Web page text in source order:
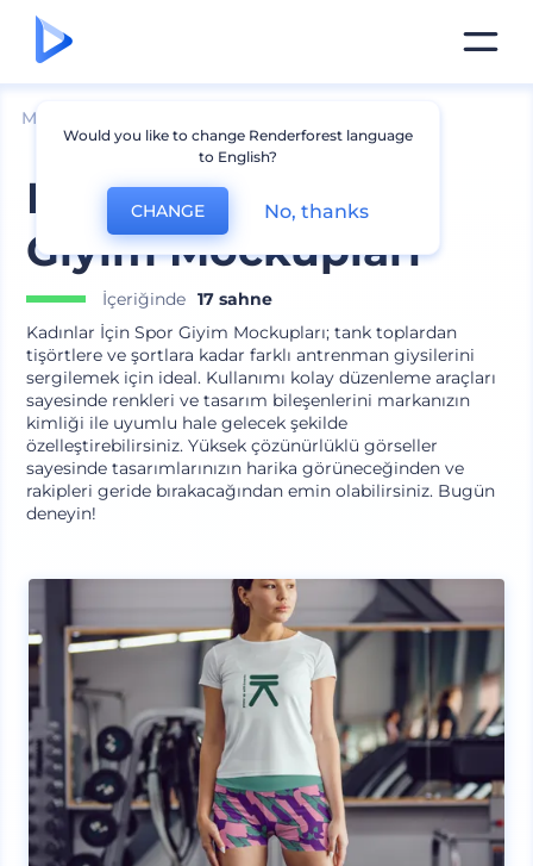
Mockuplar
Kadınlar İçin Spor
Giyim Mockupları
İçeriğinde 17 sahne
Kadınlar İçin Spor Giyim Mockupları; tank toplardan
tişörtlere ve şortlara kadar farklı antrenman giysilerini
sergilemek için ideal. Kullanımı kolay düzenleme araçları
sayesinde renkleri ve tasarım bileşenlerini markanızın
kimliği ile uyumlu hale gelecek şekilde
özelleştirebilirsiniz. Yüksek çözünürlüklü görseller
sayesinde tasarımlarınızın harika görüneceğinden ve
rakipleri geride bırakacağından emin olabilirsiniz. Bugün
deneyin!
Would you like to change Renderforest language
to English?
CHANGE No, thanks